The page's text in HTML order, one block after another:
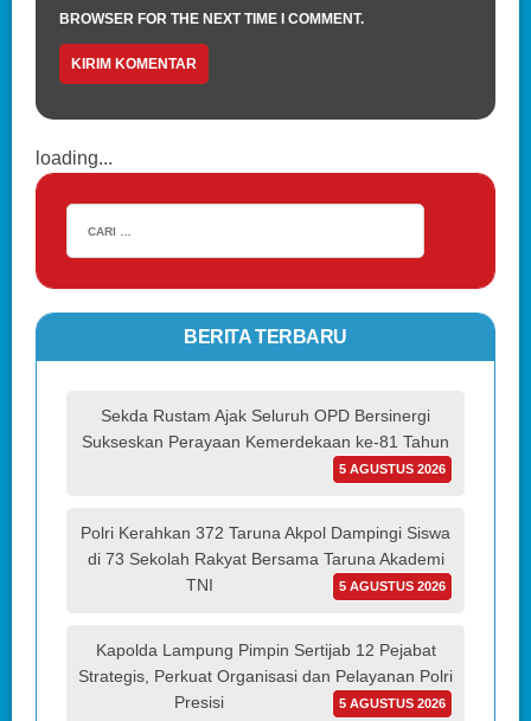
BROWSER FOR THE NEXT TIME I COMMENT.
loading...
BERITA TERBARU
Sekda Rustam Ajak Seluruh OPD Bersinergi
Sukseskan Perayaan Kemerdekaan ke-81 Tahun
5 AGUSTUS 2026
Polri Kerahkan 372 Taruna Akpol Dampingi Siswa
di 73 Sekolah Rakyat Bersama Taruna Akademi
TNI
5 AGUSTUS 2026
Kapolda Lampung Pimpin Sertijab 12 Pejabat
Strategis, Perkuat Organisasi dan Pelayanan Polri
Presisi
5 AGUSTUS 2026